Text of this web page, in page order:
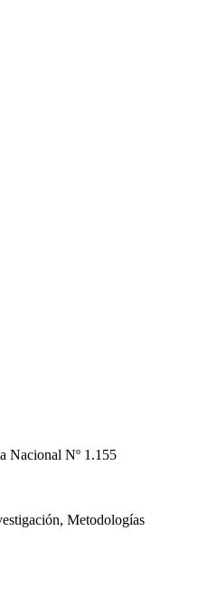
Nacional Nº 1.155
Metodologías